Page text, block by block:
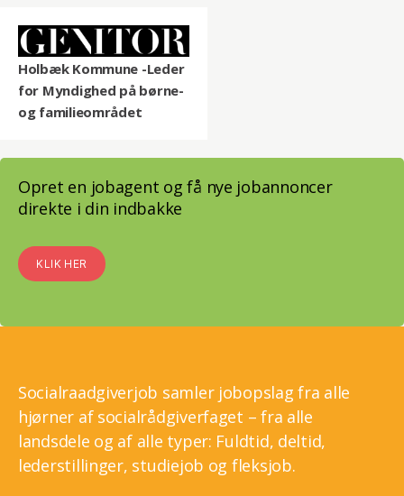
Holbæk Kommune -Leder
for Myndighed på børne-
og familieområdet
Opret en jobagent og få nye jobannoncer
direkte i din indbakke
KLIK HER
Socialraadgiverjob samler jobopslag fra alle
hjørner af socialrådgiverfaget – fra alle
landsdele og af alle typer: Fuldtid, deltid,
lederstillinger, studiejob og fleksjob.